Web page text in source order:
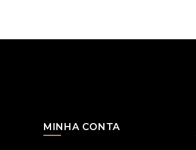
MINHA CONTA